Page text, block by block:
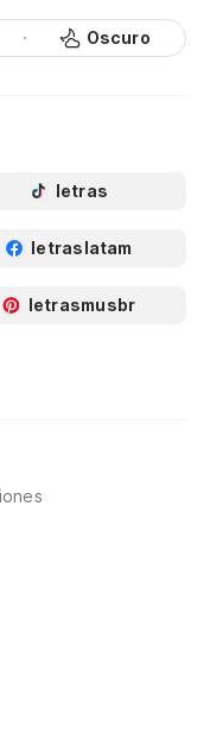
Oscuro
letras
letraslatam
letrasmusbr